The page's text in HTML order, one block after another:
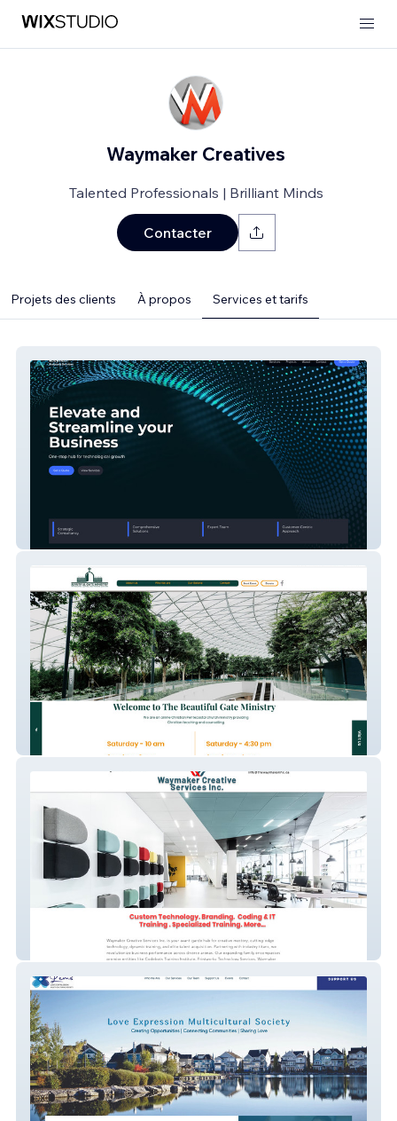
Waymaker Creatives
Talented Professionals | Brilliant Minds
Contacter
Projets des clients À propos Services et tarifs
Abba Technology
Beautiful Gate
TheWayMakerInc